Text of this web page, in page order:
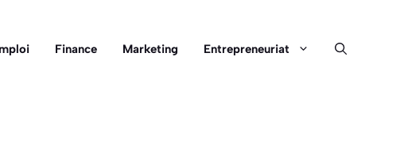
Finance Marketing Entrepreneuriat